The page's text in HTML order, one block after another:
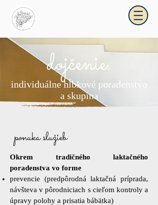
_kráčajpomaly
dojčenie.
individuálne hĺbkové poradenstvo
a skupina
ponuka služieb
Okrem tradičného laktačného
poradenstva vo forme
prevencie (predpôrodná laktačná príprada,
návšteva v pôrodniciach s cieľom kontroly a
úpravy polohy a prisatia bábätka)